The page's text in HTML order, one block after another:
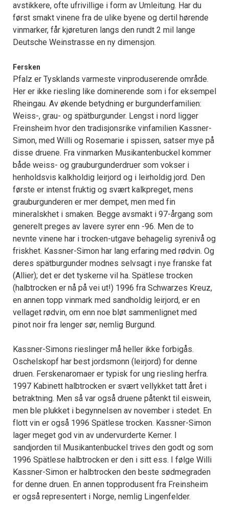
avstikkere, ofte ufrivillige i form av Umleitung. Har du
først smakt vinene fra de ulike byene og dertil hørende
vinmarker, får kjøreturen langs den rundt 2 mil lange
Deutsche Weinstrasse en ny dimensjon.
Fersken
Pfalz er Tysklands varmeste vinproduserende område.
Her er ikke riesling like dominerende som i for eksempel
Rheingau. Av økende betydning er burgunderfamilien:
Weiss-, grau- og spätburgunder. Lengst i nord ligger
Freinsheim hvor den tradisjonsrike vinfamilien Kassner-
Simon, med Willi og Rosemarie i spissen, satser mye på
disse druene. Fra vinmarken Musikantenbuckel kommer
både weiss- og grauburgunderdruer som vokser i
henholdsvis kalkholdig leirjord og i leirholdig jord. Den
første er intenst fruktig og svært kalkpreget, mens
grauburgunderen er mer dempet, men med fin
mineralskhet i smaken. Begge avsmakt i 97-årgang som
generelt preges av lavere syrer enn -96. Men de to
nevnte vinene har i trocken-utgave behagelig syrenivå og
friskhet. Kassner-Simon har lang erfaring med rødvin. Og
deres spätburgunder modnes selvsagt i nye franske fat
(Allier); det er det tyskerne vil ha. Spätlese trocken
(halbtrocken er nå på vei ut!) 1996 fra Schwarzes Kreuz,
en annen topp vinmark med sandholdig leirjord, er en
vellaget rødvin, om enn noe bløt sammenlignet med
pinot noir fra lenger sør, nemlig Burgund.
Kassner-Simons rieslinger må heller ikke forbigås.
Oschelskopf har best jordsmonn (leirjord) for denne
druen. Ferskenaromaer er typisk for ung riesling herfra.
1997 Kabinett halbtrocken er svært vellykket tatt året i
betraktning. Men så var også druene påtenkt til eiswein,
men ble plukket i begynnelsen av november i stedet. En
flott vin er også 1996 Spätlese trocken. Kassner-Simon
lager meget god vin av undervurderte Kerner. I
sandjorden til Musikantenbuckel trives den godt og som
1996 Spätlese halbtrocken er den i sitt ess. I følge Willi
Kassner-Simon er halbtrocken den beste sødmegraden
for denne druen. En annen topprodusent fra Freinsheim
er også representert i Norge, nemlig Lingenfelder.